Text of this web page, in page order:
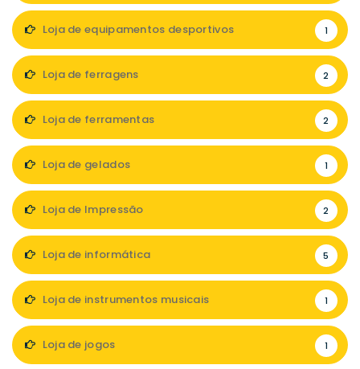
Loja de equipamentos desportivos 1
Loja de ferragens 2
Loja de ferramentas 2
Loja de gelados 1
Loja de Impressão 2
Loja de informática 5
Loja de instrumentos musicais 1
Loja de jogos 1